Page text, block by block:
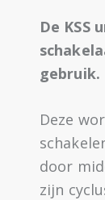
De KSS
gebruik.
Deze
door
zijn